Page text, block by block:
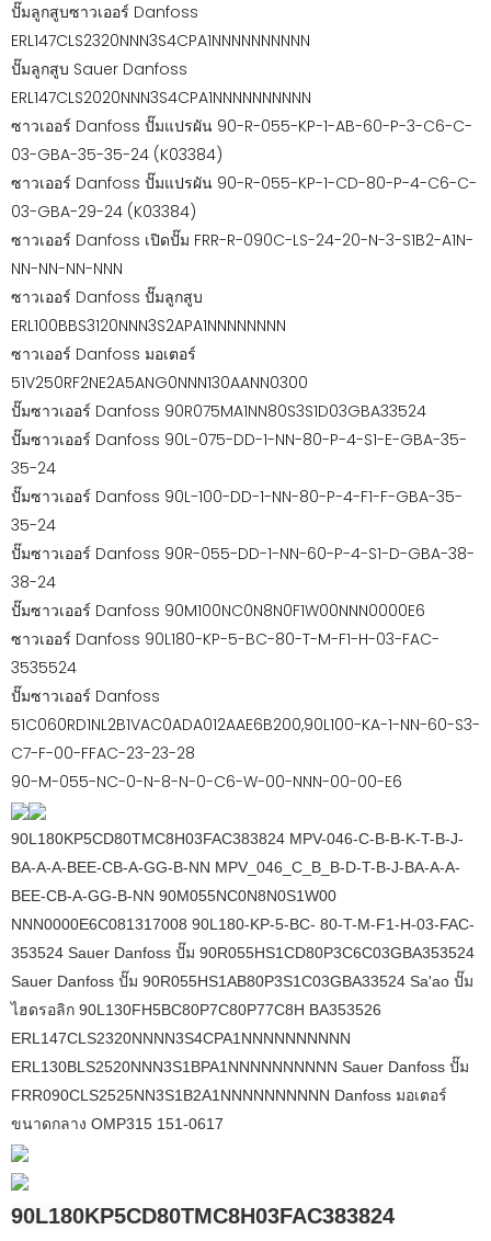
ปั๊มลูกสูบซาวเออร์ Danfoss
ERL147CLS2320NNN3S4CPA1NNNNNNNNNN
ปั๊มลูกสูบ Sauer Danfoss
ERL147CLS2020NNN3S4CPA1NNNNNNNNNN
ซาวเออร์ Danfoss ปั๊มแปรผัน 90-R-055-KP-1-AB-60-P-3-C6-C-
03-GBA-35-35-24 (K03384)
ซาวเออร์ Danfoss ปั๊มแปรผัน 90-R-055-KP-1-CD-80-P-4-C6-C-
03-GBA-29-24 (K03384)
ซาวเออร์ Danfoss เปิดปั๊ม FRR-R-090C-LS-24-20-N-3-S1B2-A1N-
NN-NN-NN-NNN
ซาวเออร์ Danfoss ปั๊มลูกสูบ
ERL100BBS3120NNN3S2APA1NNNNNNNN
ซาวเออร์ Danfoss มอเตอร์
51V250RF2NE2A5ANG0NNN130AANN0300
ปั๊มซาวเออร์ Danfoss 90R075MA1NN80S3S1D03GBA33524
ปั๊มซาวเออร์ Danfoss 90L-075-DD-1-NN-80-P-4-S1-E-GBA-35-
35-24
ปั๊มซาวเออร์ Danfoss 90L-100-DD-1-NN-80-P-4-F1-F-GBA-35-
35-24
ปั๊มซาวเออร์ Danfoss 90R-055-DD-1-NN-60-P-4-S1-D-GBA-38-
38-24
ปั๊มซาวเออร์ Danfoss 90M100NC0N8N0F1W00NNN0000E6
ซาวเออร์ Danfoss 90L180-KP-5-BC-80-T-M-F1-H-03-FAC-
3535524
ปั๊มซาวเออร์ Danfoss
51C060RD1NL2B1VAC0ADA012AAE6B200,90L100-KA-1-NN-60-S3-
C7-F-00-FFAC-23-23-28
90-M-055-NC-0-N-8-N-0-C6-W-00-NNN-00-00-E6
90L180KP5CD80TMC8H03FAC383824 MPV-046-C-B-B-K-T-B-J-
BA-A-A-BEE-CB-A-GG-B-NN MPV_046_C_B_B-D-T-B-J-BA-A-A-
BEE-CB-A-GG-B-NN 90M055NC0N8N0S1W00
NNN0000E6C081317008 90L180-KP-5-BC- 80-T-M-F1-H-03-FAC-
353524 Sauer Danfoss ปั๊ม 90R055HS1CD80P3C6C03GBA353524
Sauer Danfoss ปั๊ม 90R055HS1AB80P3S1C03GBA33524 Sa'ao ปั๊ม
ไฮดรอลิก 90L130FH5BC80P7C80P77C8H BA353526
ERL147CLS2320NNNN3S4CPA1NNNNNNNNNN
ERL130BLS2520NNN3S1BPA1NNNNNNNNNN Sauer Danfoss ปั๊ม
FRR090CLS2525NN3S1B2A1NNNNNNNNNN Danfoss มอเตอร์
ขนาดกลาง OMP315 151-0617
90L180KP5CD80TMC8H03FAC383824